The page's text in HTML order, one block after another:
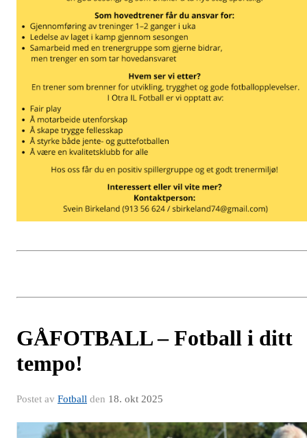
GÅFOTBALL – Fotball i ditt
tempo!
Postet av Fotball den 18. okt 2025